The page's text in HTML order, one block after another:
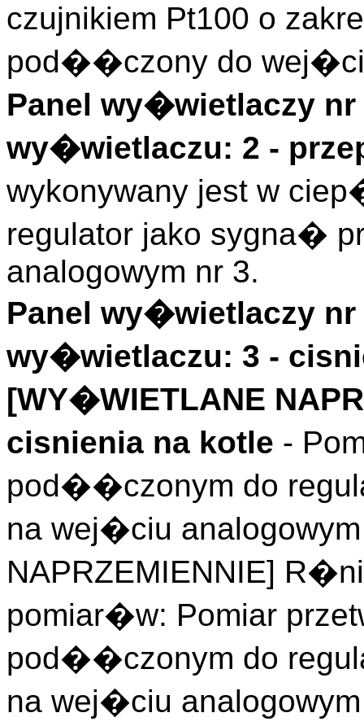
czujnikiem Pt100 o
pod��czony do
Panel wy�wietlaczy nr
wy�wietlaczu: 2 -
wykonywany jest w
regulator jako sygna�
analogowym nr 3.
Panel wy�wietlaczy nr
wy�wietlaczu: 3 -
[WY�WIETLANE
cisnienia na kotle -
pod��czonym do
na wej�ciu
NAPRZEMIENNIE]
pomiar�w: Pomiar
pod��czonym do
na wej�ciu